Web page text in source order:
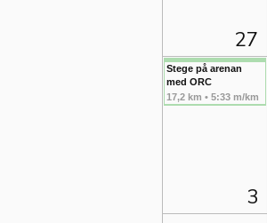
27
Stege på arenan
med ORC
17,2 km • 5:33 m/km
3